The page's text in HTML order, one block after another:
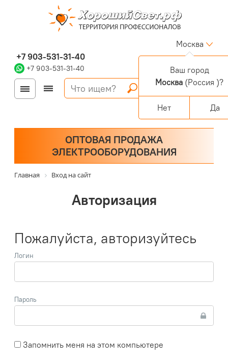
+7 903-531-31-40
+7 903-531-31-40
Москва
Войти
Регистрация
Корзина
0 позиций
Персональный раздел
ОПТОВАЯ ПРОДАЖА
ЭЛЕКТРООБОРУДОВАНИЯ
Главная Вход на сайт
Авторизация
Пожалуйста, авторизуйтесь
Логин
Пароль
Запомнить меня на этом компьютере
Ваш город
Москва (Россия )?
Нет Да